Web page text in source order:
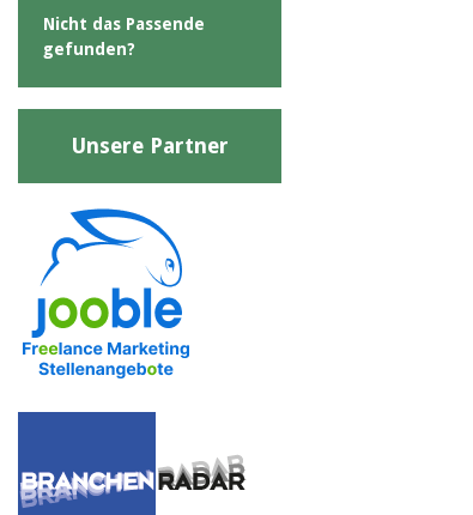
Nicht das Passende
gefunden?
Unsere Partner